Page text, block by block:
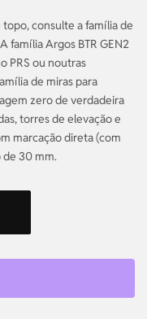
consulte a família de
família Argos BTR GEN2
PRS ou noutras
de miras para
zero de verdadeira
torres de elevação e
marcação direta (com
de 30 mm.